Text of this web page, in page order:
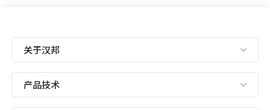
关于汉邦
产品技术